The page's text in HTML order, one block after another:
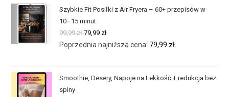
Szybkie Fit Posiłki z Air Fryera – 60+ przepisów w
10–15 minut
99,99zł 79,99 zł
Poprzednia najniższa cena: 79,99 zł
Smoothie, Desery, Napoje na Lekkość + redukcja bez
spiny